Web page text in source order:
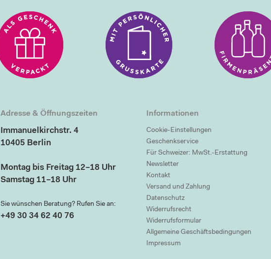
Adresse & Öffnungszeiten
Immanuelkirchstr. 4
10405 Berlin
Montag bis Freitag 12–18 Uhr
Samstag 11–18 Uhr
Sie wünschen Beratung? Rufen Sie an:
+49 30 34 62 40 76
Informationen
Cookie-Einstellungen
Geschenkservice
Für Schweizer: MwSt.-Erstattung
Newsletter
Kontakt
Versand und Zahlung
Datenschutz
Widerrufsrecht
Widerrufsformular
Allgemeine Geschäftsbedingungen
Impressum